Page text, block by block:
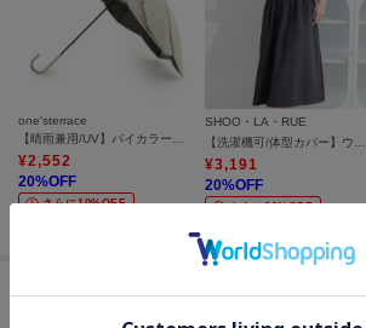
one'sterrace
¥2,552
20%OFF
さらに10%OFF
SHOO・LA・RUE
¥3,191
20%OFF
さらに20%OFF